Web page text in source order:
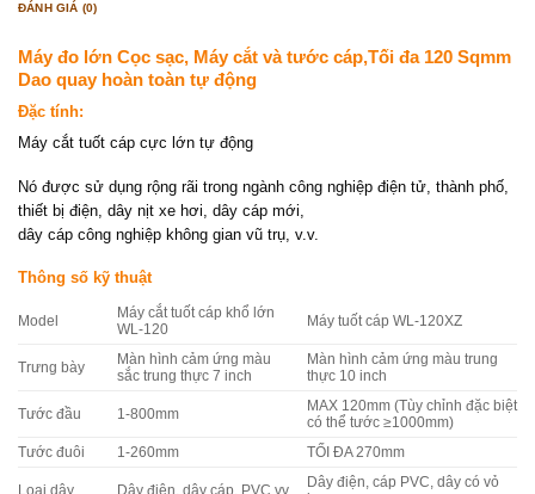
ĐÁNH GIÁ (0)
Máy đo lớn Cọc sạc, Máy cắt và tước cáp,Tối đa 120 Sqmm
Dao quay hoàn toàn tự động
Đặc tính:
Máy cắt tuốt cáp cực lớn tự động
Nó được sử dụng rộng rãi trong ngành công nghiệp điện tử, thành phố,
thiết bị điện, dây nịt xe hơi, dây cáp mới,
dây cáp công nghiệp không gian vũ trụ, v.v.
Thông số kỹ thuật
Model
Máy cắt tuốt cáp khổ lớn
WL-120
Máy tuốt cáp WL-120XZ
Trưng bày
Màn hình cảm ứng màu
sắc trung thực 7 inch
Màn hình cảm ứng màu trung
thực 10 inch
Tước đầu 1-800mm
MAX 120mm (Tùy chỉnh đặc biệt
có thể tước ≥1000mm)
Tước đuôi 1-260mm TỐI ĐA 270mm
Loại dây Dây điện, dây cáp. PVC vv
Dây điện, cáp PVC, dây có vỏ